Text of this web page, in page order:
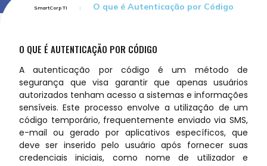
SmartCorp TI O que é Autenticação por Código
O QUE É AUTENTICAÇÃO POR CÓDIGO
A autenticação por código é um método de
segurança que visa garantir que apenas usuários
autorizados tenham acesso a sistemas e informações
sensíveis. Este processo envolve a utilização de um
código temporário, frequentemente enviado via SMS,
e-mail ou gerado por aplicativos específicos, que
deve ser inserido pelo usuário após fornecer suas
credenciais iniciais, como nome de utilizador e